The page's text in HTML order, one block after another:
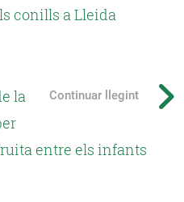
conills a Lleida
Continuar llegint
la
entre els infants